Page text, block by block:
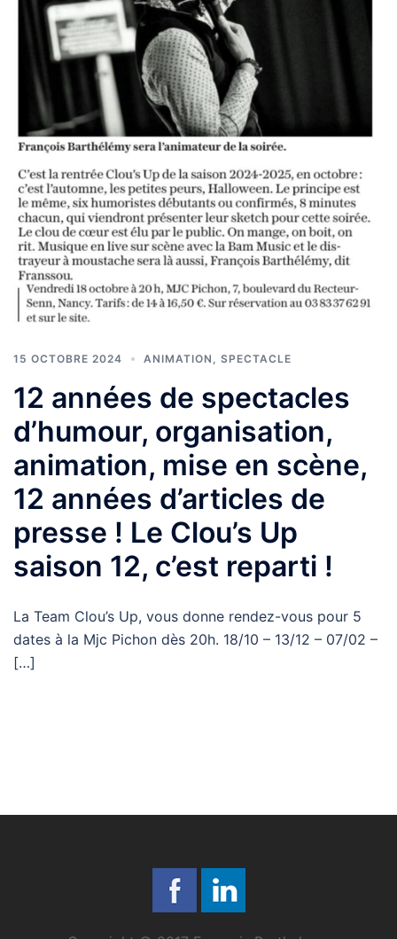
15 OCTOBRE 2024 ANIMATION SPECTACLE
12 années de spectacles
d’humour, organisation,
animation, mise en scène,
12 années d’articles de
presse ! Le Clou’s Up
saison 12, c’est reparti !
La Team Clou’s Up, vous donne rendez-vous pour 5
dates à la Mjc Pichon dès 20h. 18/10 – 13/12 – 07/02 –
[…]